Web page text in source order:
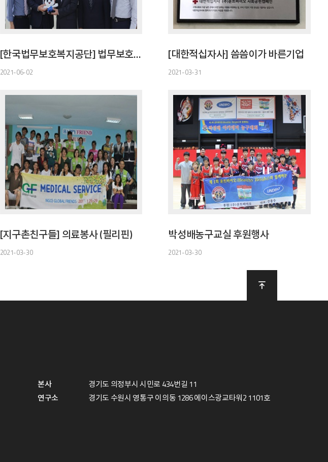
[한국법무보호복지공단] 법무보호후원기업
2021-06-02
[대한적십자사] 씀씀이가 바른기업
2021-03-31
[지구촌친구들] 의료봉사 (필리핀)
2021-03-30
박성배농구교실 후원행사
2021-03-30
본사
경기도 의정부시 시민로 434번길 11
연구소
경기도 수원시 영통구 이의동 1286 에이스광교타워2 1101호